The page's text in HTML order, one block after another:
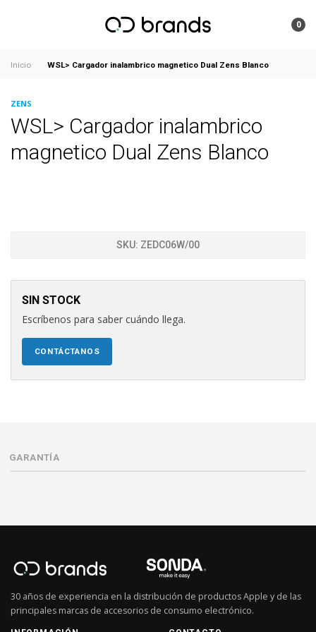
0
Inicio WSL> Cargador inalambrico magnetico Dual Zens Blanco
ZENS
WSL> Cargador inalambrico
magnetico Dual Zens Blanco
SKU: ZEDC06W/00
SIN STOCK
Escríbenos para saber cuándo llega.
CONTÁCTANOS
GARANTÍA
30 años de experiencia en la distribución de productos Apple y de las
principales marcas de accesorios de consumo electrónico.